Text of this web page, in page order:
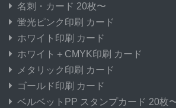
名刺・カード 20枚〜
蛍光ピンク印刷 カード
ホワイト印刷 カード
ホワイト＋CMYK印刷 カード
メタリック印刷 カード
ゴールド印刷 カード
ベルベットPP スタンプカード 20枚